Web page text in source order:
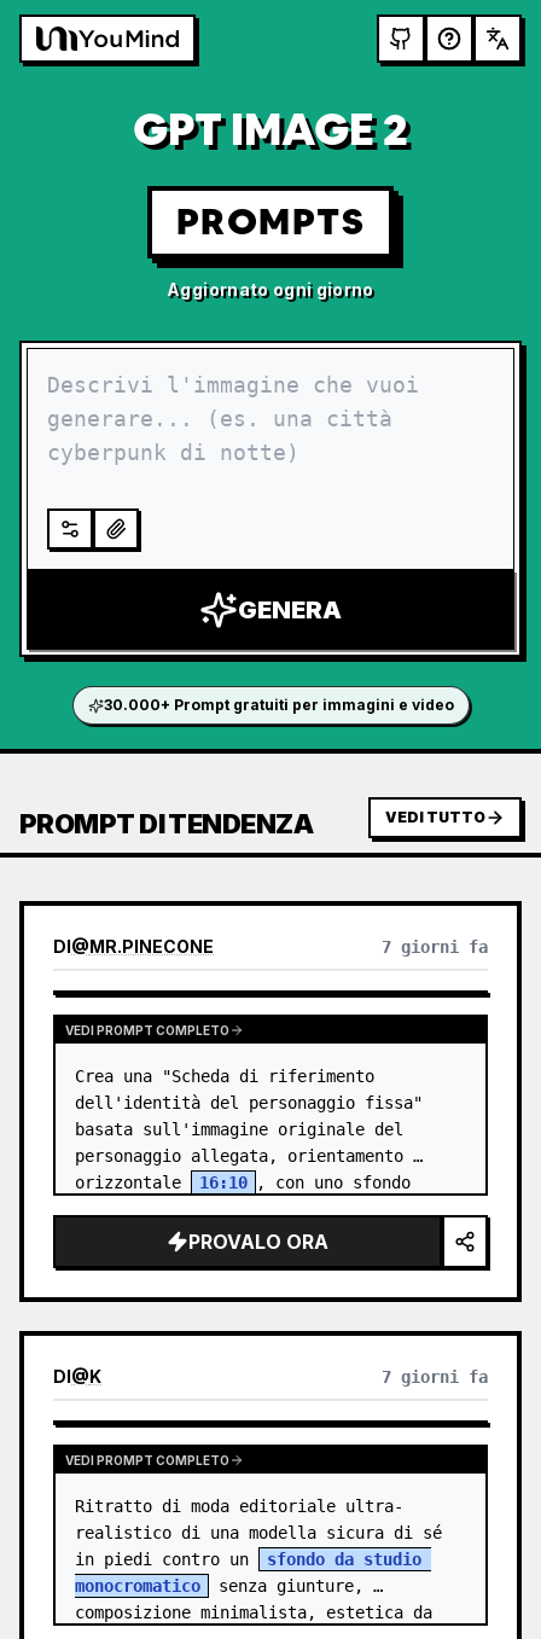
GPT IMAGE 2
PROMPTS
Aggiornato ogni giorno
GENERA
30.000+ Prompt gratuiti per immagini e video
PROMPT DI TENDENZA VEDI TUTTO
DI@MR.PINECONE 7 giorni fa
VEDI PROMPT COMPLETO
Crea una "Scheda di riferimento
dell'identità del personaggio fissa"
basata sull'immagine originale del
personaggio allegata, orientamento
orizzontale
16:10
, con uno sfondo
default="gri…PROVALO ORA
DI@K 7 giorni fa
VEDI PROMPT COMPLETO
Ritratto di moda editoriale ultra-
realistico di una modella sicura di sé
in piedi contro un
sfondo da studio
monocromatico
senza giunture,
composizione minimalista, estetica da